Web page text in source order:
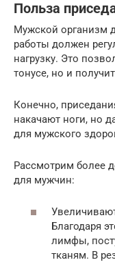
Польза
Мужской организм
работы должен
нагрузку. Это
тонусе, но и
Конечно,
накачают ноги, но
для мужского
Рассмотрим более
для мужчин:
Благодаря
лимфы,
тканям. В